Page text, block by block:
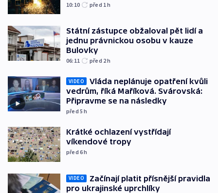
10:10 před 1h
Státní zástupce obžaloval pět lidí a
jednu právnickou osobu v kauze
Bulovky
06:11 před 2h
VIDEO
Vláda neplánuje opatření kvůli
vedrům, říká Maříková. Svárovská:
Připravme se na následky
před 5h
Krátké ochlazení vystřídají
víkendové tropy
před 6h
VIDEO
Začínají platit přísnější pravidla
pro ukrajinské uprchlíky